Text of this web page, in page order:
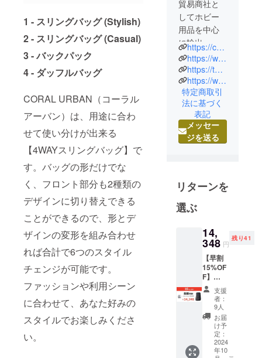
1 - スリングバッグ (Stylish)
2 - スリングバッグ (Casual)
3 - バックパック
4 - ダッフルバッグ
CORAL URBAN（コーラル
アーバン）は、用途に合わ
せて使い分けが出来る
【4WAYスリングバッグ】で
す。バッグの形だけでな
く、フロント部分も2種類の
デザインに切り替えできる
ことができるので、形とデ
ザインの変形を組み合わせ
れば合計で6つのスタイル
チェンジが可能です。
ファッションや利用シーン
に合わせて、あなた好みの
スタイルでお楽しみくださ
い。
貿易商社と
してホビー
用品を中心
に輸出・輸
入を行って
まいりまし
た。
今回クラウ
ドファン
ディングを
通じて皆様
方に喜んで
きればと
ます。
も皆様方の
理想の商品
を生み出せ
るよう探求
し続けて行
きます。
https://coralwep.com/
https://www.instagram.com/coralwep/
https://twitter.com/coralwep
https://www.facebook.com/CoralWep/
特定商取引
法に基づく
表記
メッセー
ジを送る
リターンを
選ぶ
14,
348 円
残り41
【早割
15%OF
F】
4WAY
本革ス
リング
バッグ
× 1点
＜限定
50名様
支援
者：
9人
お届
け予
定：
2024
年10